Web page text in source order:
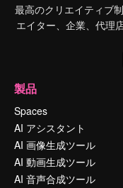
最高のクリエイティブ
エイター、企業、代理
製品
Spaces
AI アシスタント
AI 画像生成ツール
AI 動画生成ツール
AI 音声合成ツール